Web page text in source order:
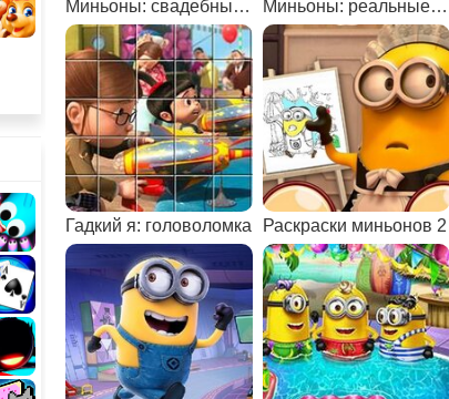
Миньоны: свадебные прически Миньоны: реальные прически
Гадкий я: головоломка Раскраски миньонов 2